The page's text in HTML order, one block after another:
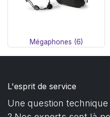
Mégaphones (6)
L'esprit de service
Une question